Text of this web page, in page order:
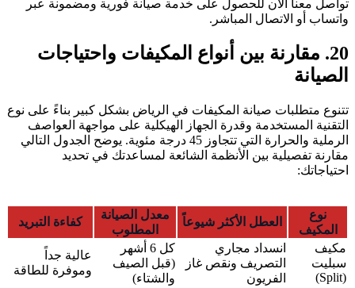
تواصل معنا الآن للحصول على خدمة صيانة فورية ومضمونة عبر
واتساب أو الاتصال المباشر.
20. مقارنة بين أنواع المكيفات واحتياجات
الصيانة
تتنوع متطلبات صيانة المكيفات في الرياض بشكل كبير بناءً على نوع
التقنية المستخدمة وقدرة الجهاز الهيكلية على مواجهة العواصف
الرملية والحرارة التي تتجاوز 45 درجة مئوية. يوضح الجدول التالي
مقارنة تفصيلية بين الأنظمة الشائعة لمساعدتك في تحديد
احتياجاتك:
نوع
المكيف
العطل الأكثر شيوعاً
معدل الصيانة
المطلوب
كفاءة التبريد
مكيف
سبليت
(Split)
انسداد مجاري
التصريف ونقص غاز
الفريون
كل 6 أشهر
(قبل الصيف
والشتاء)
عالية جداً
وموفرة للطاقة